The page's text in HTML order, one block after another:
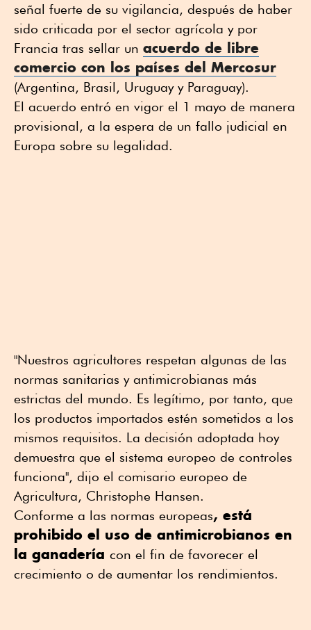
señal fuerte de su vigilancia, después de haber
sido criticada por el sector agrícola y por
Francia tras sellar un acuerdo de libre
comercio con los países del Mercosur
(Argentina, Brasil, Uruguay y Paraguay).
El acuerdo entró en vigor el 1 mayo de manera
provisional, a la espera de un fallo judicial en
Europa sobre su legalidad.
"Nuestros agricultores respetan algunas de las
normas sanitarias y antimicrobianas más
estrictas del mundo. Es legítimo, por tanto, que
los productos importados estén sometidos a los
mismos requisitos. La decisión adoptada hoy
demuestra que el sistema europeo de controles
funciona", dijo el comisario europeo de
Agricultura, Christophe Hansen.
Conforme a las normas europeas, está
prohibido el uso de antimicrobianos en
la ganadería con el fin de favorecer el
crecimiento o de aumentar los rendimientos.